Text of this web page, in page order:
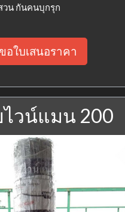
วน กันคนบุกรุก
อใบเสนอราคา
วน์แมน 200